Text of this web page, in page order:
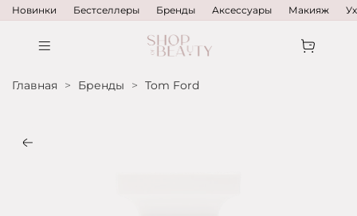
Новинки Бестселлеры Бренды Аксессуары Макияж
Главная Бренды Tom Ford